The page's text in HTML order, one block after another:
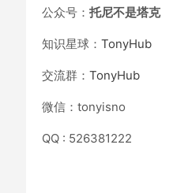
公众号：托尼不是塔克
知识星球：TonyHub
交流群：TonyHub
微信：tonyisno
QQ : 526381222